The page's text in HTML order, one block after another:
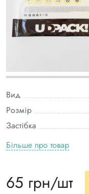
Вид
Розмір
Застібка
Більше про товар
65 грн/шт